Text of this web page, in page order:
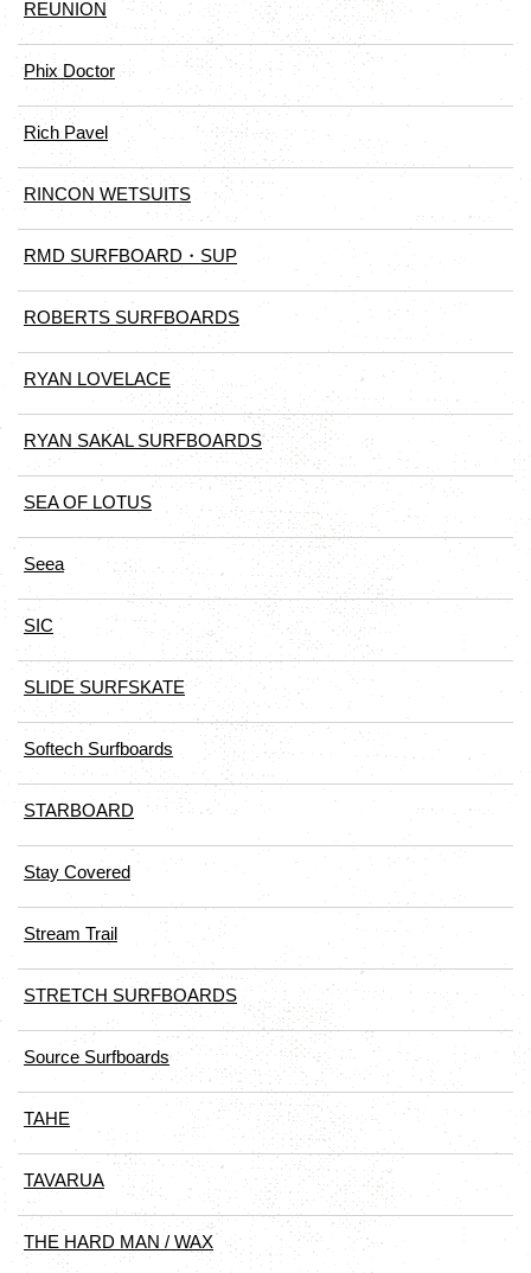
REUNION
Phix Doctor
Rich Pavel
RINCON WETSUITS
RMD SURFBOARD・SUP
ROBERTS SURFBOARDS
RYAN LOVELACE
RYAN SAKAL SURFBOARDS
SEA OF LOTUS
Seea
SIC
SLIDE SURFSKATE
Softech Surfboards
STARBOARD
Stay Covered
Stream Trail
STRETCH SURFBOARDS
Source Surfboards
TAHE
TAVARUA
THE HARD MAN / WAX